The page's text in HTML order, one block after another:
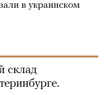
в украинском
склад